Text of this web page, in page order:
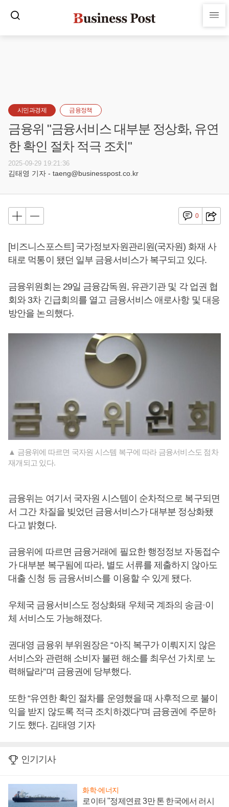
시민과경제 금융정책
금융위 "금융서비스 대부분 정상화, 유연
한 확인 절차 적극 조치"
2025-09-29 19:21:36
김태영 기자 - taeng@businesspost.co.kr
0
[비즈니스포스트] 국가정보자원관리원(국자원) 화재 사
태로 먹통이 됐던 일부 금융서비스가 복구되고 있다.
금융위원회는 29일 금융감독원, 유관기관 및 각 업권 협
회와 3차 긴급회의를 열고 금융서비스 애로사항 및 대응
방안을 논의했다.
▲ 금융위에 따르면 국자원 시스템 복구에 따라 금융서비스도 점차
재개되고 있다.
금융위는 여기서 국자원 시스템이 순차적으로 복구되면
서 그간 차질을 빚었던 금융서비스가 대부분 정상화됐
다고 밝혔다.
금융위에 따르면 금융거래에 필요한 행정정보 자동접수
가 대부분 복구됨에 따라, 별도 서류를 제출하지 않아도
대출 신청 등 금융서비스를 이용할 수 있게 됐다.
우체국 금융서비스도 정상화돼 우체국 계좌의 송금·이
체 서비스도 가능해졌다.
권대영 금융위 부위원장은 “아직 복구가 이뤄지지 않은
서비스와 관련해 소비자 불편 해소를 최우선 가치로 노
력해달라”며 금융권에 당부했다.
또한 “유연한 확인 절차를 운영했을 때 사후적으로 불이
익을 받지 않도록 적극 조치하겠다”며 금융권에 주문하
기도 했다. 김태영 기자
인기기사
화학·에너지
로이터 "정제연료 3만 톤 한국에서 러시